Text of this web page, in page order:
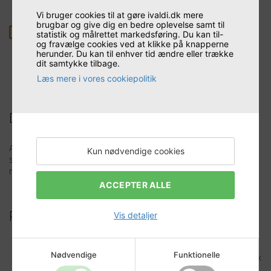
Vi bruger cookies til at gøre ivaldi.dk mere
brugbar og give dig en bedre oplevelse samt til
statistik og målrettet markedsføring. Du kan til-
og fravælge cookies ved at klikke på knapperne
herunder. Du kan til enhver tid ændre eller trække
dit samtykke tilbage.
Læs mere i vores cookiepolitik
Kun nødvendige cookies
ACCEPTER ALLE
Vis detaljer
Nødvendige Funktionelle
Konkrete cases og værktøjer
Vi viser dig de AI-værktøjer, der skaber reel værdi
her og nu, og hvordan du integrerer dem i jeres
eksisterende IT-infrastruktur.
Deltagerprofil
Arrangementet er skræddersyet til virksomhedsejere, direktører
samt økonomi- og IT-ansvarlige, som ønsker at gribe de digitale
muligheder, før konkurrenterne gør det.
Praktisk information
Tid: Kl. 8:00-10:00 - Herefter er der afsat god tid til netværk